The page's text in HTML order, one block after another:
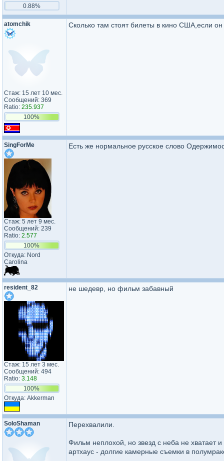
0.88%
atomchik
Стаж: 15 лет 10 мес.
Сообщений: 369
Ratio: 235.937
100%
Сколько там стоят билеты в кино США,если
SingForMe
Стаж: 5 лет 9 мес.
Сообщений: 239
Ratio: 2.577
100%
Откуда: Nord
Carolina
Есть же нормальное русское слово
resident_82
Стаж: 15 лет 3 мес.
Сообщений: 494
Ratio: 3.148
100%
Откуда: Akkerman
не шедевр, но фильм забавный
SoloShaman Перехвалили.
Фильм неплохой, но звезд с неба не хватает
артхаус - долгие камерные съемки в